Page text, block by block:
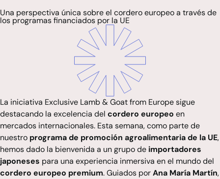
Una perspectiva única sobre el cordero europeo a través de
los programas financiados por la UE
La iniciativa Exclusive Lamb & Goat from Europesigue
destacando la excelencia del cordero europeo en
mercados internacionales. Esta semana, como parte de
nuestro programa de promoción agroalimentaria de la UE,
hemos dado la bienvenida a un grupo de importadores
japoneses para una experiencia inmersiva en el mundo del
cordero europeo premium. Guiados porAna María Martín,